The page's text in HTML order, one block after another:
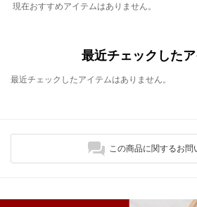
現在おすすめアイテムはありません。
最近チェックした
最近チェックしたアイテムはありません。
この商品に関するお問